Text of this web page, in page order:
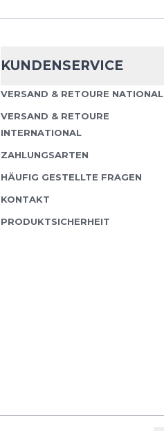
KUNDENSERVICE
VERSAND & RETOURE NATIONAL
VERSAND & RETOURE
INTERNATIONAL
ZAHLUNGSARTEN
HÄUFIG GESTELLTE FRAGEN
KONTAKT
PRODUKTSICHERHEIT